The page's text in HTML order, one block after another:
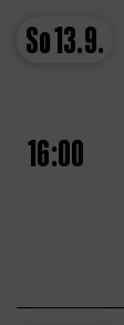
So13.9.
16:00